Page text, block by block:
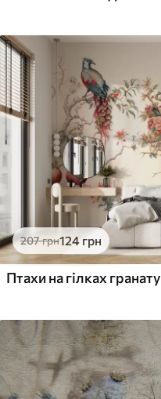
207грн124грн
Птахи на гілках гранату